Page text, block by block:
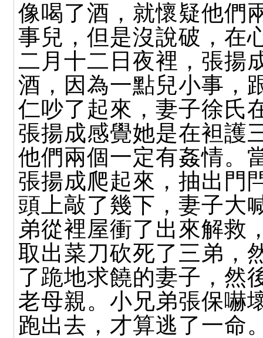
像喝了酒，就懷疑他們
事兒，但是沒說破，在
二月十二日夜裡，張揚
酒，因為一點兒小事，
仁吵了起來，妻子徐氏
張揚成感覺她是在袒護
他們兩個一定有姦情。
張揚成爬起來，抽出門
頭上敲了幾下，妻子大
弟從裡屋衝了出來解救
取出菜刀砍死了三弟，
了跪地求饒的妻子，然
老母親。小兄弟張保嚇
跑出去，才算逃了一命